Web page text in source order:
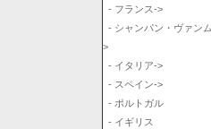
- フランス->
- シャンパン・ヴァン
>
- イタリア->
- スペイン->
- ポルトガル
- イギリス